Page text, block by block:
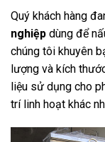
Quý khách hàng
nghiệp dùng để
chúng tôi khuyên
lượng và kích
liệu sử dụng cho
trí linh hoạt khác